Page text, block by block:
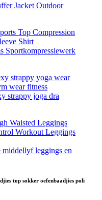
Jacket Outdoor
Sportkompressiewerk
strappy joga dra
middellyf leggings en
top sokker oefenbaadjies poli